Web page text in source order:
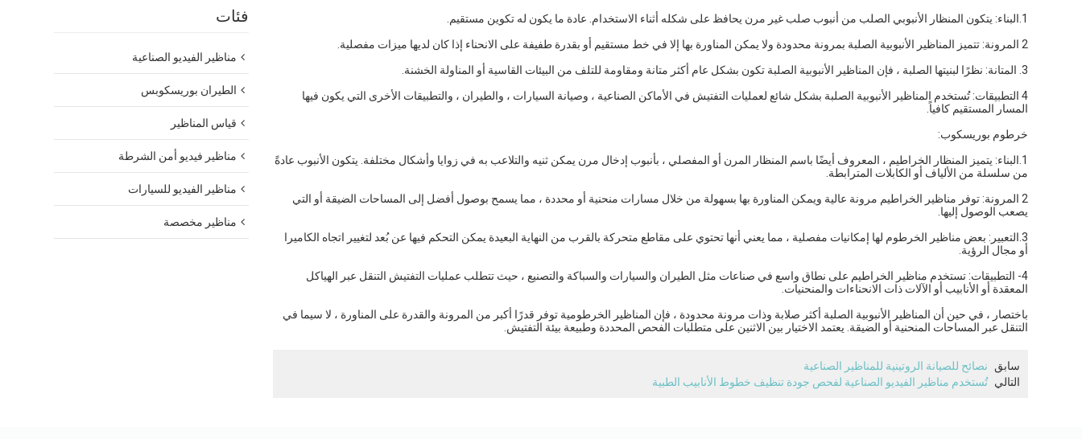
فئات
مناظير الفيديو الصناعية
الطيران بوريسكوبس
قياس المناظير
مناظير فيديو أمن الشرطة
مناظير الفيديو للسيارات
مناظير مخصصة
1.البناء: يتكون المنظار الأنبوبي الصلب من أنبوب صلب غير مرن يحافظ على شكله أثناء الاستخدام. عادة ما يكون له تكوين مستقيم.
2 المرونة: تتميز المناظير الأنبوبية الصلبة بمرونة محدودة ولا يمكن المناورة بها إلا في خط مستقيم أو بقدرة طفيفة على الانحناء إذا كان لديها ميزات مفصلية.
3. المتانة: نظرًا لبنيتها الصلبة ، فإن المناظير الأنبوبية الصلبة تكون بشكل عام أكثر متانة ومقاومة للتلف من البيئات القاسية أو المناولة الخشنة.
4 التطبيقات: تُستخدم المناظير الأنبوبية الصلبة بشكل شائع لعمليات التفتيش في الأماكن الصناعية ، وصيانة السيارات ، والطيران ، والتطبيقات الأخرى التي يكون فيها
المسار المستقيم كافياً.
خرطوم بوريسكوب:
1.البناء: يتميز المنظار الخراطيم ، المعروف أيضًا باسم المنظار المرن أو المفصلي ، بأنبوب إدخال مرن يمكن ثنيه والتلاعب به في زوايا وأشكال مختلفة. يتكون الأنبوب عادةً
من سلسلة من الألياف أو الكابلات المترابطة.
2 المرونة: توفر مناظير الخراطيم مرونة عالية ويمكن المناورة بها بسهولة من خلال مسارات منحنية أو محددة ، مما يسمح بوصول أفضل إلى المساحات الضيقة أو التي
يصعب الوصول إليها.
3.التعبير: بعض مناظير الخرطوم لها إمكانيات مفصلية ، مما يعني أنها تحتوي على مقاطع متحركة بالقرب من النهاية البعيدة يمكن التحكم فيها عن بُعد لتغيير اتجاه الكاميرا
أو مجال الرؤية.
4- التطبيقات: تستخدم مناظير الخراطيم على نطاق واسع في صناعات مثل الطيران والسيارات والسباكة والتصنيع ، حيث تتطلب عمليات التفتيش التنقل عبر الهياكل
المعقدة أو الأنابيب أو الآلات ذات الانحناءات والمنحنيات.
باختصار ، في حين أن المناظير الأنبوبية الصلبة أكثر صلابة وذات مرونة محدودة ، فإن المناظير الخرطومية توفر قدرًا أكبر من المرونة والقدرة على المناورة ، لا سيما في
التنقل عبر المساحات المنحنية أو الضيقة. يعتمد الاختيار بين الاثنين على متطلبات الفحص المحددة وطبيعة بيئة التفتيش.
سابق
نصائح للصيانة الروتينية للمناظير الصناعية
التالي تُستخدم مناظير الفيديو الصناعية لفحص جودة تنظيف خطوط الأنابيب الطبية